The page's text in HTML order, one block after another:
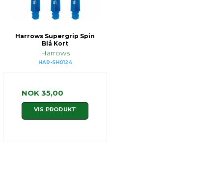
Harrows Supergrip Spin
Blå Kort
Harrows
HAR-SH0124
NOK 35,00
VIS PRODUKT